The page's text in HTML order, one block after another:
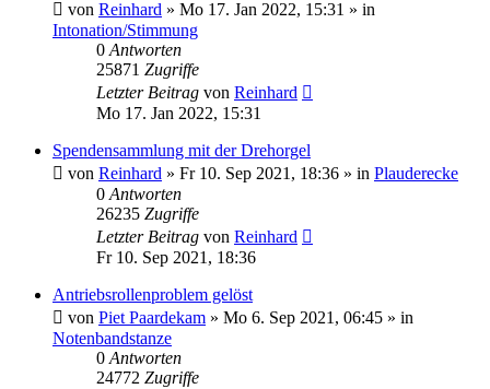
von Reinhard » Mo 17. Jan 2022, 15:31 » in
Intonation/Stimmung
0Antworten
25871 Zugriffe
Letzter Beitrag von Reinhard
Mo 17. Jan 2022, 15:31
Spendensammlung mit der Drehorgel
von Reinhard » Fr 10. Sep 2021, 18:36 » in Plauderecke
0Antworten
26235 Zugriffe
Letzter Beitrag von Reinhard
Fr 10. Sep 2021, 18:36
Antriebsrollenproblem gelöst
von Piet Paardekam » Mo 6. Sep 2021, 06:45 » in
Notenbandstanze
0Antworten
24772 Zugriffe